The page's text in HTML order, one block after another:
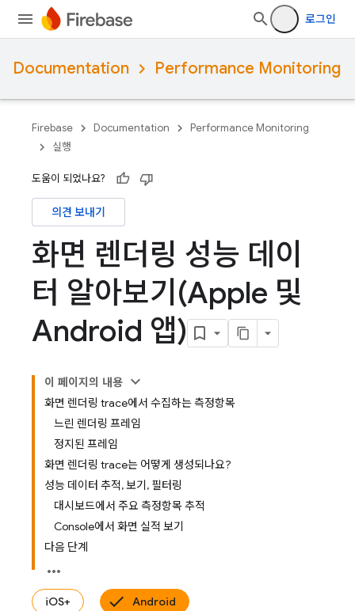
로그인
Documentation Performance Monitoring
Firebase Documentation
Performance Monitoring
실행
도움이 되었나요?
의견 보내기
화면 렌더링 성능 데이
터 알아보기(Apple 및
Android 앱)
이 페이지의 내용
화면 렌더링 trace에서 수집하는 측정항목
느린 렌더링 프레임
정지된 프레임
화면 렌더링 trace는 어떻게 생성되나요?
성능 데이터 추적, 보기, 필터링
대시보드에서 주요 측정항목 추적
Console에서 화면 실적 보기
다음 단계
iOS+ Android